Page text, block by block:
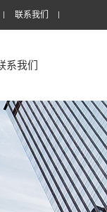
联系我们
系我们